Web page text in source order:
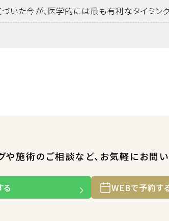
いた今が、医学的には最も有利なタイミン
や施術のご相談など、お気軽にお問い
WEBで予約す